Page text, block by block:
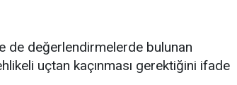
de değerlendirmelerde bulunan
uçtan kaçınması gerektiğini ifade